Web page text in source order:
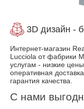
3D дизайн -
Интернет-магазин
Lucciola от фабрики
услугам - низкие
оперативная
гарантия качества.
С нами